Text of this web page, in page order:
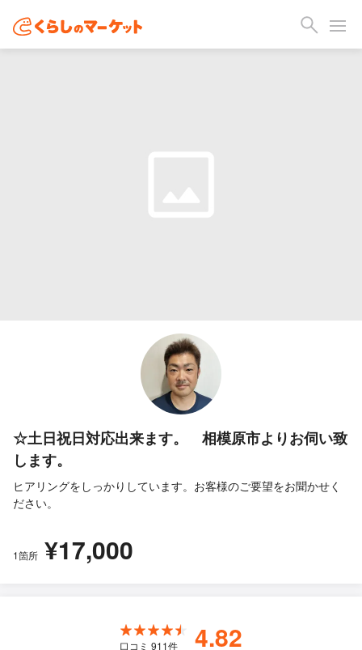
☆土日祝日対応出来ます。 相模原市よりお伺い致
します。
ヒアリングをしっかりしています。お客様のご要望をお聞かせく
ださい。
1箇所 ¥17,000
口コミ 911件 4.82